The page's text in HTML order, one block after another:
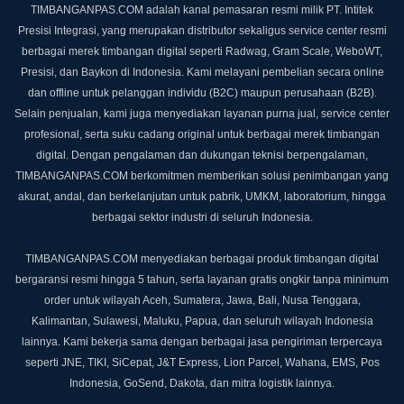
TIMBANGANPAS.COM adalah kanal pemasaran resmi milik PT. Intitek
Presisi Integrasi, yang merupakan distributor sekaligus service center resmi
berbagai merek timbangan digital seperti Radwag, Gram Scale, WeboWT,
Presisi, dan Baykon di Indonesia. Kami melayani pembelian secara online
dan offline untuk pelanggan individu (B2C) maupun perusahaan (B2B).
Selain penjualan, kami juga menyediakan layanan purna jual, service center
profesional, serta suku cadang original untuk berbagai merek timbangan
digital. Dengan pengalaman dan dukungan teknisi berpengalaman,
TIMBANGANPAS.COM berkomitmen memberikan solusi penimbangan yang
akurat, andal, dan berkelanjutan untuk pabrik, UMKM, laboratorium, hingga
berbagai sektor industri di seluruh Indonesia.
TIMBANGANPAS.COM menyediakan berbagai produk timbangan digital
bergaransi resmi hingga 5 tahun, serta layanan gratis ongkir tanpa minimum
order untuk wilayah Aceh, Sumatera, Jawa, Bali, Nusa Tenggara,
Kalimantan, Sulawesi, Maluku, Papua, dan seluruh wilayah Indonesia
lainnya. Kami bekerja sama dengan berbagai jasa pengiriman terpercaya
seperti JNE, TIKI, SiCepat, J&T Express, Lion Parcel, Wahana, EMS, Pos
Indonesia, GoSend, Dakota, dan mitra logistik lainnya.